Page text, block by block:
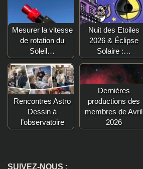
Mesurer la vitesse
de rotation du
Soleil…
Nuit des Etoiles
2026 & Éclipse
Solaire :…
Rencontres Astro
Dessin à
l’observatoire
Dernières
productions des
membres de Avril
2026
SUIVEZ-NOUS :